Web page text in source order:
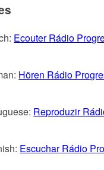
Ecouter Rádio
Hören Rádio
Reproduzir
Escuchar Rádio